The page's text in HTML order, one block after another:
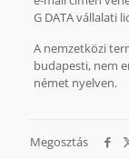
G DATA vállalati
A nemzetközi
budapesti, nem
német nyelven.
Megosztás